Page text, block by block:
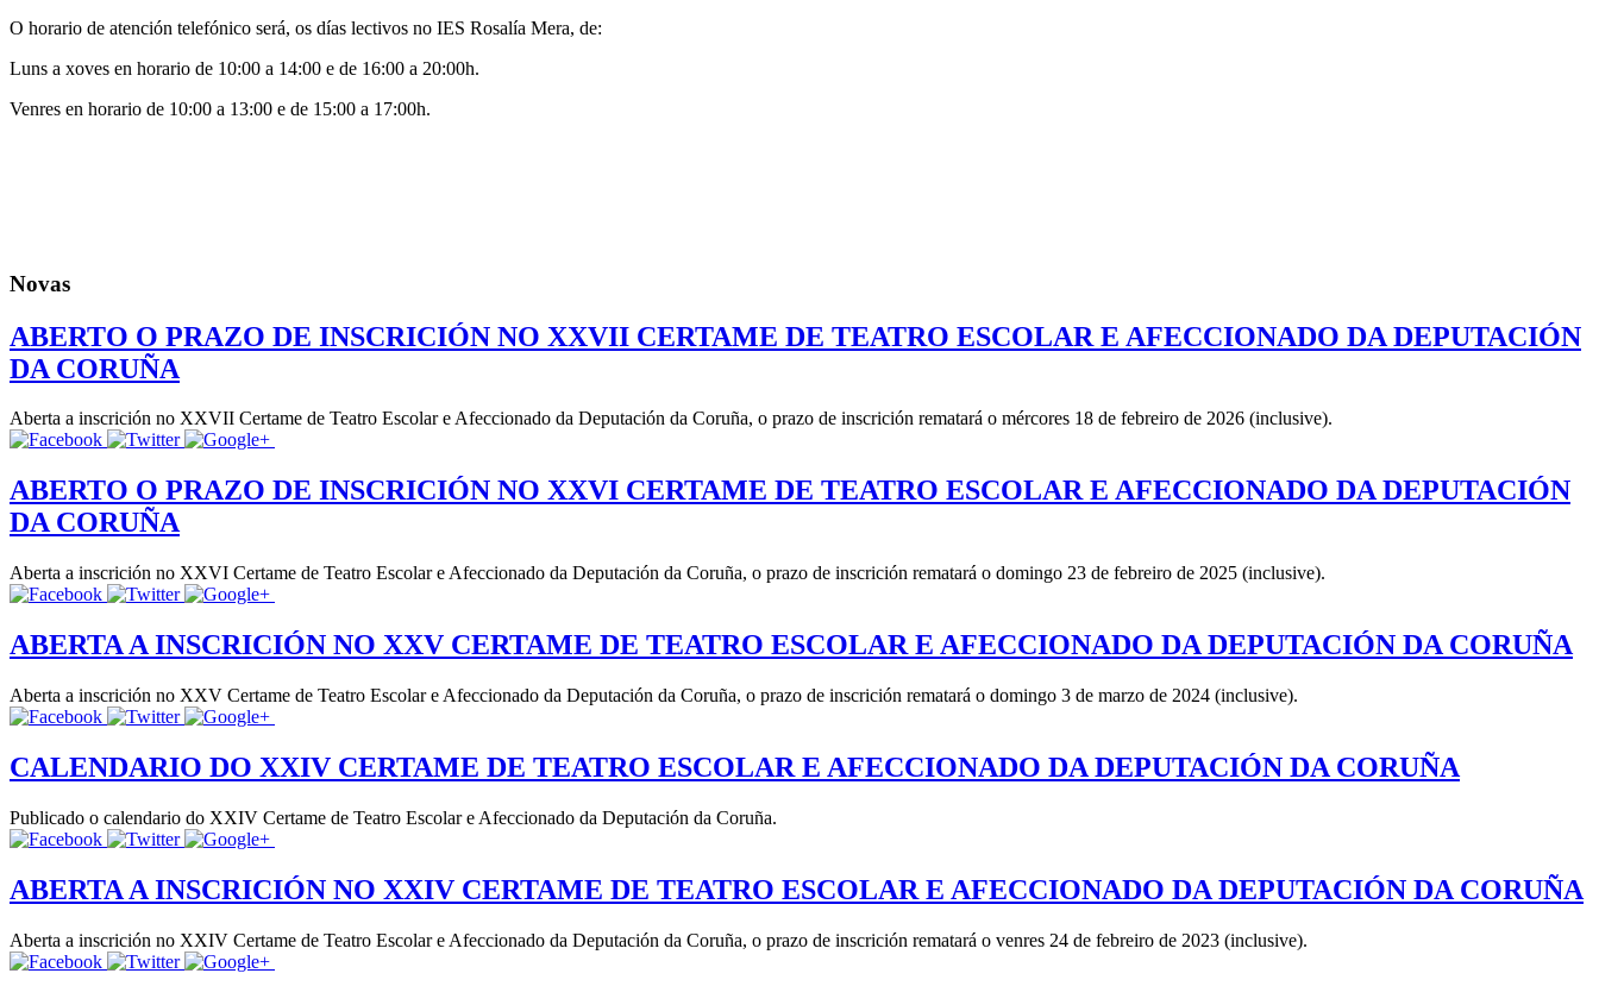
O horario de atención telefónico será, os días lectivos no IES Rosalía Mera, de:
Luns a xoves en horario de 10:00 a 14:00 e de 16:00 a 20:00h.
Venres en horario de 10:00 a 13:00 e de 15:00 a 17:00h.
Novas
ABERTO O PRAZO DE INSCRICIÓN NO XXVII CERTAME DE TEATRO ESCOLAR E AFECCIONADO DA DEPUTACIÓN
DA CORUÑA
Aberta a inscrición no XXVII Certame de Teatro Escolar e Afeccionado da Deputación da Coruña, o prazo de inscrición rematará o mércores 18 de febreiro de 2026 (inclusive).
ABERTO O PRAZO DE INSCRICIÓN NO XXVI CERTAME DE TEATRO ESCOLAR E AFECCIONADO DA DEPUTACIÓN
DA CORUÑA
Aberta a inscrición no XXVI Certame de Teatro Escolar e Afeccionado da Deputación da Coruña, o prazo de inscrición rematará o domingo 23 de febreiro de 2025 (inclusive).
ABERTA A INSCRICIÓN NO XXV CERTAME DE TEATRO ESCOLAR E AFECCIONADO DA DEPUTACIÓN DA CORUÑA
Aberta a inscrición no XXV Certame de Teatro Escolar e Afeccionado da Deputación da Coruña, o prazo de inscrición rematará o domingo 3 de marzo de 2024 (inclusive).
CALENDARIO DO XXIV CERTAME DE TEATRO ESCOLAR E AFECCIONADO DA DEPUTACIÓN DA CORUÑA
Publicado o calendario do XXIV Certame de Teatro Escolar e Afeccionado da Deputación da Coruña.
ABERTA A INSCRICIÓN NO XXIV CERTAME DE TEATRO ESCOLAR E AFECCIONADO DA DEPUTACIÓN DA CORUÑA
Aberta a inscrición no XXIV Certame de Teatro Escolar e Afeccionado da Deputación da Coruña, o prazo de inscrición rematará o venres 24 de febreiro de 2023 (inclusive).